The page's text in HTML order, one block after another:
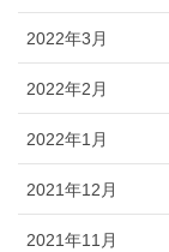
2022年3月
2022年2月
2022年1月
2021年12月
2021年11月